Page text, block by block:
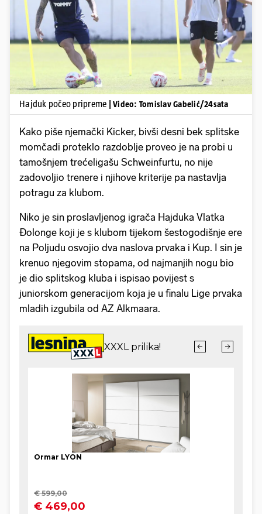
Hajduk počeo pripreme | Video: Tomislav Gabelić/24sata
Kako piše njemački Kicker, bivši desni bek splitske
momčadi proteklo razdoblje proveo je na probi u
tamošnjem trećeligašu Schweinfurtu, no nije
zadovoljio trenere i njihove kriterije pa nastavlja
potragu za klubom.
Niko je sin proslavljenog igrača Hajduka Vlatka
Đolonge koji je s klubom tijekom šestogodišnje ere
na Poljudu osvojio dva naslova prvaka i Kup. I sin je
krenuo njegovim stopama, od najmanjih nogu bio
je dio splitskog kluba i ispisao povijest s
juniorskom generacijom koja je u finalu Lige prvaka
mladih izgubila od AZ Alkmaara.